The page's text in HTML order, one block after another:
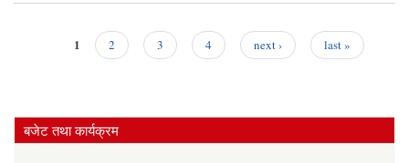
1 2 3 4 next › last »
बजेट तथा कार्यक्रम